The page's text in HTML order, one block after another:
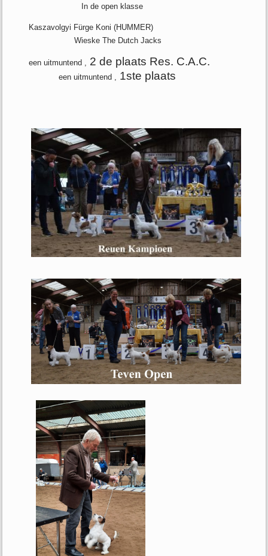
In de open klasse
Kaszavolgyi Fürge Koni (HUMMER)
Wieske The Dutch Jacks
een uitmuntend , 2 de plaats Res. C.A.C.
een uitmuntend , 1ste plaats